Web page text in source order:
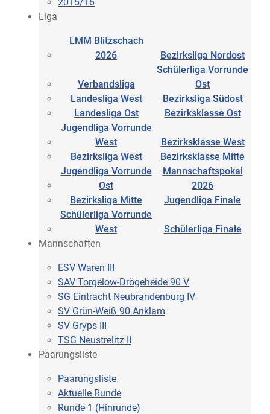
Liga
LMM Blitzschach
2026
Bezirksliga Nordost
Verbandsliga
Schülerliga Vorrunde
Ost
Landesliga West
Bezirksliga Südost
Landesliga Ost
Bezirksklasse Ost
Jugendliga Vorrunde
West
Bezirksklasse West
Bezirksliga West
Bezirksklasse Mitte
Jugendliga Vorrunde
Ost
Mannschaftspokal
2026
Bezirksliga Mitte
Jugendliga Finale
Schülerliga Vorrunde
West
Schülerliga Finale
Mannschaften
ESV Waren III
SAV Torgelow-Drögeheide 90 V
SG Eintracht Neubrandenburg IV
SV Grün-Weiß 90 Anklam
SV Gryps III
TSG Neustrelitz II
Paarungsliste
Paarungsliste
Aktuelle Runde
Runde 1 (Hinrunde)